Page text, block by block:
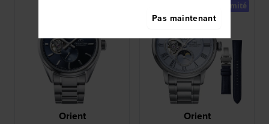
Orient Orient
Limité
Pas maintenant